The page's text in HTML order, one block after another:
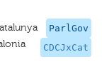
ParlGov
CDCJxCat